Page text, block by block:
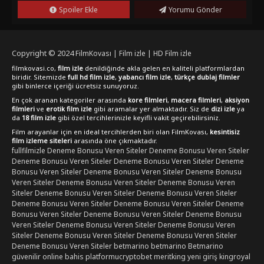
başarılı bir şekilde harmanlayan film, seyircilerine unutulmaz
bir deneyim vadederken aynı zamanda Drakula'nın iç
yapımı "FilmKovası" sitesinde bulabilir ve türkçe dublaj veya
türkçe altyazı seçenekleriyle full hd kalitesinde kesintisiz bir
şekilde izleyebilirsiniz. Bu eşsiz deneyimi kaçırmamak için
hemen filmi izlemeye başlayabilirsiniz.
Spoiler Ekle Yorumu Gönder
Copyright © 2024FilmKovası | Film izle | HD Film izle
filmkovasi.co, film izle denildiğinde akla gelen en kaliteli platformlardan
biridir. Sitemizde full hd film izle, yabancı film izle, türkçe dublaj filmler
gibi binlerce içeriği ücretsiz sunuyoruz.
En çok aranan kategoriler arasında kore filmleri, macera filmleri, aksiyon
filmleri ve erotik film izle gibi aramalar yer almaktadır. Siz de dizi izle ya
da 18 film izle gibi özel tercihlerinizle keyifli vakit geçirebilirsiniz.
Film arayanlar için en ideal tercihlerden biri olan FilmKovası, kesintisiz
film izleme siteleri arasında öne çıkmaktadır.
fullfilmizle Deneme Bonusu Veren SitelerDeneme Bonusu Veren Siteler
Deneme Bonusu Veren SitelerDeneme Bonusu Veren SitelerDeneme
Bonusu Veren SitelerDeneme Bonusu Veren SitelerDeneme Bonusu
Veren SitelerDeneme Bonusu Veren SitelerDeneme Bonusu Veren
SitelerDeneme Bonusu Veren SitelerDeneme Bonusu Veren Siteler
Deneme Bonusu Veren SitelerDeneme Bonusu Veren SitelerDeneme
Bonusu Veren SitelerDeneme Bonusu Veren SitelerDeneme Bonusu
Veren SitelerDeneme Bonusu Veren SitelerDeneme Bonusu Veren
SitelerDeneme Bonusu Veren SitelerDeneme Bonusu Veren Siteler
Deneme Bonusu Veren Sitelerbetmarino betmarino Betmarino
güvenilir online bahis platformucryptobetmeritking yeni girişkingroyal